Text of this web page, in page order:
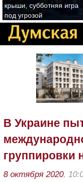
крыши, субботняя игра
под угрозой
В Украине
группировки
8 октября 2020,